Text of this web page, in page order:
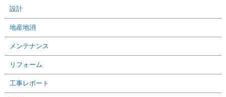
設計
地産地消
メンテナンス
リフォーム
工事レポート